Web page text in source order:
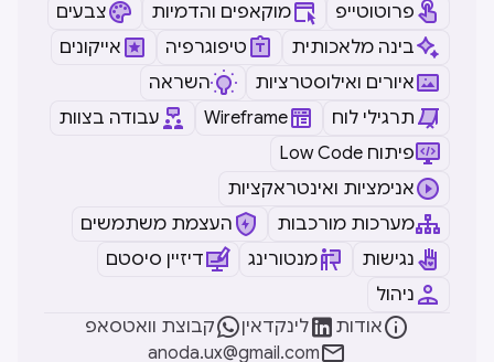
פרוטוטייפ
מוקאפים והדמיות
צבעים
בינה מלאכותית
טיפוגרפיה
אייקונים
איורים ואילוסטרציות
השראה
תרגילי לוח
Wireframe
עבודה בצוות
Low Code פיתוח
אנימציות ואינטראקציות
מערכות מורכבות
העצמת משתמשים
נגישות
מנטורינג
דיזיין סיסטם
ניהול
אודות לינקדאין קבוצת וואטסאפ
anoda.ux@gmail.com